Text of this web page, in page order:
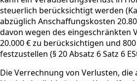
steuerlich berücksichtigt werden
abzüglich Anschaffungskosten
davon wegen des eingeschränkten
20.000 € zu berücksichtigen und
festzustellen (§ 20 Absatz 6 Satz 6
Die Verrechnung von Verlusten,